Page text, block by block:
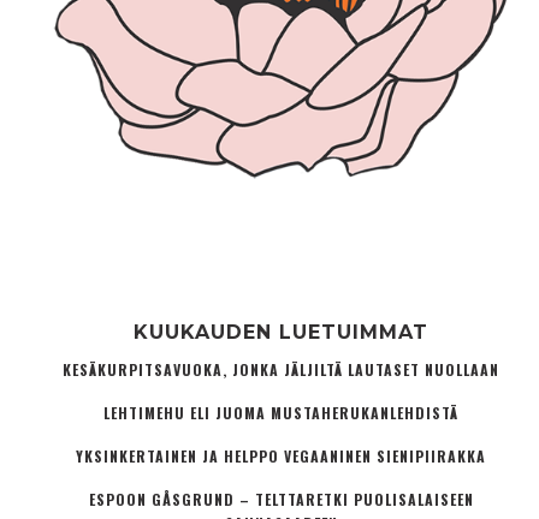
KUUKAUDEN LUETUIMMAT
KESÄKURPITSAVUOKA, JONKA JÄLJILTÄ LAUTASET NUOLLAAN
LEHTIMEHU ELI JUOMA MUSTAHERUKANLEHDISTÄ
YKSINKERTAINEN JA HELPPO VEGAANINEN SIENIPIIRAKKA
ESPOON GÅSGRUND – TELTTARETKI PUOLISALAISEEN